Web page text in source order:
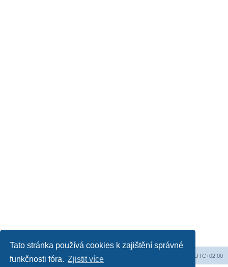
Tato stránka používá cookies k zajištění správné
funkčnosti fóra. Zjistit více
Web Obsah fóra UTC+02:00